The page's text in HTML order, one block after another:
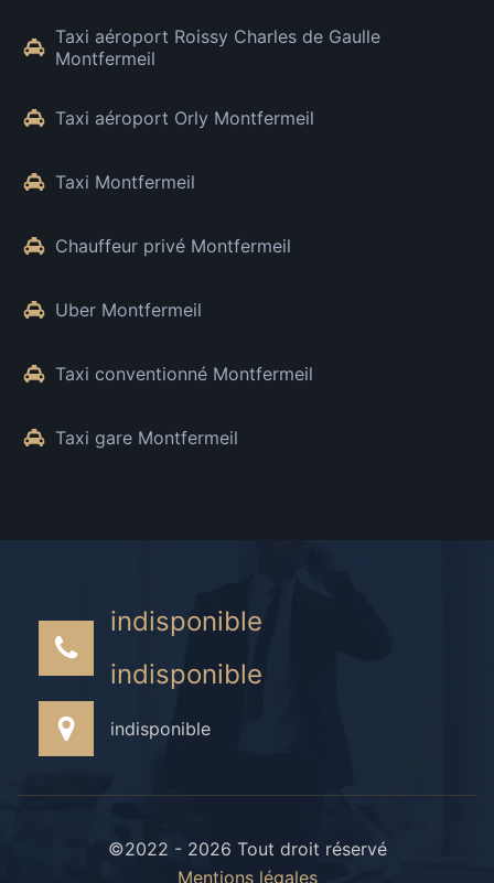
Taxi aéroport Roissy Charles de Gaulle
Montfermeil
Taxi aéroport Orly Montfermeil
Taxi Montfermeil
Chauffeur privé Montfermeil
Uber Montfermeil
Taxi conventionné Montfermeil
Taxi gare Montfermeil
indisponible
indisponible
indisponible
©2022 - 2026 Tout droit réservé
Mentions légales